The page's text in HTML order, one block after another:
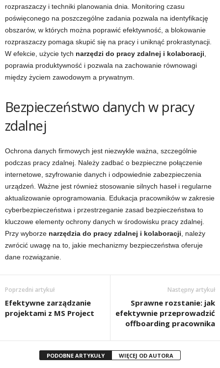
rozpraszaczy i techniki planowania dnia. Monitoring czasu
poświęconego na poszczególne zadania pozwala na identyfikację
obszarów, w których można poprawić efektywność, a blokowanie
rozpraszaczy pomaga skupić się na pracy i uniknąć prokrastynacji.
W efekcie, użycie tych narzędzi do pracy zdalnej i kolaboracji
poprawia produktywność i pozwala na zachowanie równowagi
między życiem zawodowym a prywatnym.
Bezpieczeństwo danych w pracy
zdalnej
Ochrona danych firmowych jest niezwykle ważna, szczególnie
podczas pracy zdalnej. Należy zadbać o bezpieczne połączenie
internetowe, szyfrowanie danych i odpowiednie zabezpieczenia
urządzeń. Ważne jest również stosowanie silnych haseł i regularne
aktualizowanie oprogramowania. Edukacja pracowników w zakresie
cyberbezpieczeństwa i przestrzeganie zasad bezpieczeństwa to
kluczowe elementy ochrony danych w środowisku pracy zdalnej.
Przy wyborze narzędzia do pracy zdalnej i kolaboracji , należy
zwrócić uwagę na to, jakie mechanizmy bezpieczeństwa oferuje
dane rozwiązanie.
Poprzedni artykuł
Efektywne zarządzanie
projektami z MS Project
Następny artykuł
Sprawne rozstanie: jak
efektywnie przeprowadzić
offboarding pracownika
PODOBNE ARTYKUŁY WIĘCEJ OD AUTORA